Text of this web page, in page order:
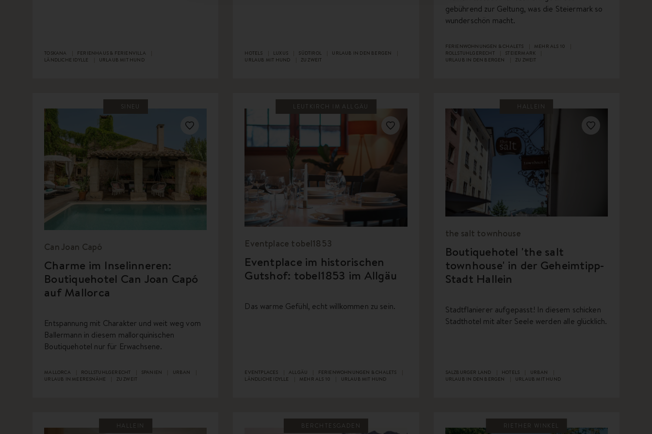
TOSKANA
FERIENHAUS & FERIENVILLA
LÄNDLICHE IDYLLE
URLAUB MIT HUND
HOTELS LUXUS SÜDTIROL
URLAUB IN DEN BERGEN
URLAUB MIT HUND
ZU ZWEIT
gebührend zur Geltung, was die Steiermark so
wunderschön macht.
FERIENWOHNUNGEN & CHALETS
MEHR ALS 10
ROLLSTUHLGERECHT
STEIERMARK
URLAUB IN DEN BERGEN
ZU ZWEIT
SINEU
Can Joan Capó
Charme im Inselinneren:
Boutiquehotel Can Joan Capó
auf Mallorca
Entspannung mit Charakter und weit weg vom
Ballermann in diesem mallorquinischen
Boutiquehotel nur für Erwachsene.
MALLORCA ROLLSTUHLGERECHT SPANIEN
URBAN
URLAUB IN MEERESNÄHE
ZU ZWEIT
LEUTKIRCH IM ALLGÄU
Eventplace tobel1853
Eventplace im historischen
Gutshof: tobel1853 im Allgäu
Das warme Gefühl, echt willkommen zu sein.
EVENTPLACES ALLGÄU
FERIENWOHNUNGEN & CHALETS
LÄNDLICHE IDYLLE
MEHR ALS 10 URLAUB MIT HUND
HALLEIN
the salt townhouse
Boutiquehotel 'the salt
townhouse' in der Geheimtipp-
Stadt Hallein
Stadtflanierer aufgepasst! In diesem schicken
Stadthotel mit alter Seele werden alle glücklich.
SALZBURGER LAND HOTELS
URBAN
URLAUB IN DEN BERGEN
URLAUB MIT HUND
HALLEIN BERCHTESGADEN RIETHER WINKEL